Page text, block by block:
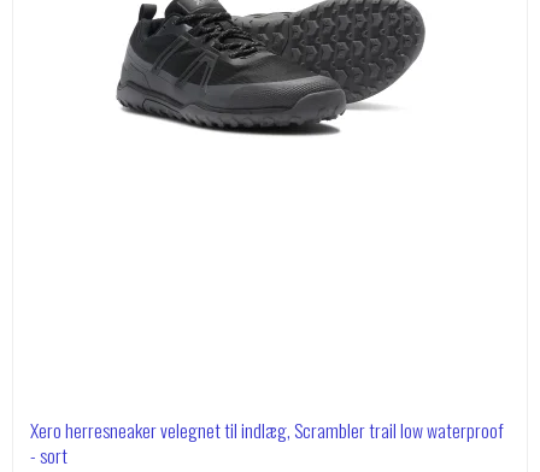
Xero herresneaker velegnet til indlæg, Scrambler trail low waterproof
- sort